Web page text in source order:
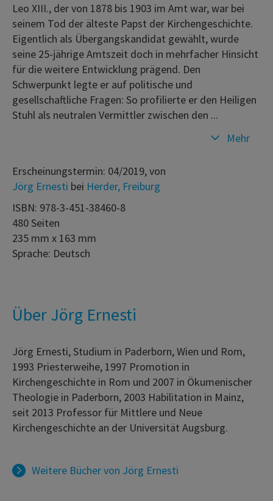
Erscheinungstermin: 04/2019, von
Jörg Ernesti bei Herder, Freiburg
ISBN: 978-3-451-38460-8
480 Seiten
235 mm x 163 mm
Sprache: Deutsch
Leo XIII., der von 1878 bis 1903 im Amt war, war bei
seinem Tod der älteste Papst der Kirchengeschichte.
Eigentlich als Übergangskandidat gewählt, wurde
seine 25-jährige Amtszeit doch in mehrfacher Hinsicht
für die weitere Entwicklung prägend. Den
Schwerpunkt legte er auf politische und
gesellschaftliche Fragen: So profilierte er den Heiligen
Stuhl als neutralen Vermittler zwischen den ...
Mehr
Über Jörg Ernesti
Jörg Ernesti, Studium in Paderborn, Wien und Rom,
1993 Priesterweihe, 1997 Promotion in
Kirchengeschichte in Rom und 2007 in Ökumenischer
Theologie in Paderborn, 2003 Habilitation in Mainz,
seit 2013 Professor für Mittlere und Neue
Kirchengeschichte an der Universität Augsburg.
Weitere Bücher von Jörg Ernesti